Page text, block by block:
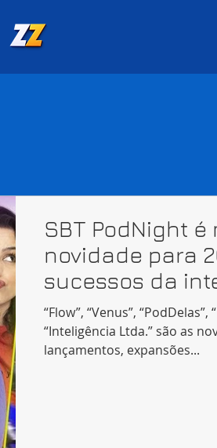
SBT PodNight é
novidade para
sucessos da
“Flow”, “Venus”,
“Inteligência Ltda.” são as
lançamentos, expansões...